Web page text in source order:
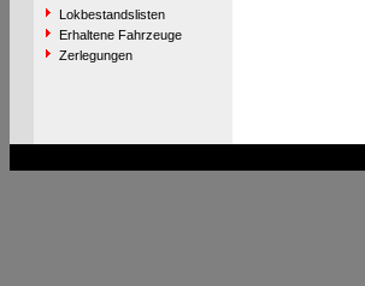
Lokbestandslisten
Erhaltene Fahrzeuge
Zerlegungen